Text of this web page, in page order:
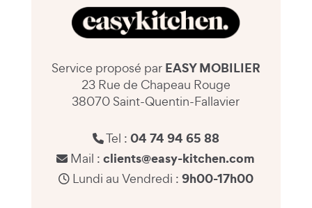
Service proposé par EASY MOBILIER
23 Rue de Chapeau Rouge
38070 Saint-Quentin-Fallavier
Tel : 04 74 94 65 88
Mail :clients@easy-kitchen.com
Lundi au Vendredi : 9h00-17h00